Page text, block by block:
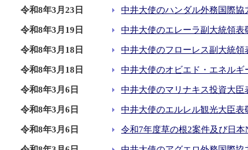
令和8年3月23日 中井大使のハンダル外務国際協
令和8年3月19日 中井大使のエレーラ副大統領表
令和8年3月18日 中井大使のフローレス副大統領
令和8年3月18日 中井大使のオビエド・エネルギ
令和8年3月6日 中井大使のマリナキス投資大臣
令和8年3月6日 中井大使のエルレル観光大臣表
令和8年3月6日 令和7年度草の根2案件及び日